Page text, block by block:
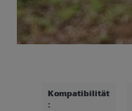
Kompatibilität
: